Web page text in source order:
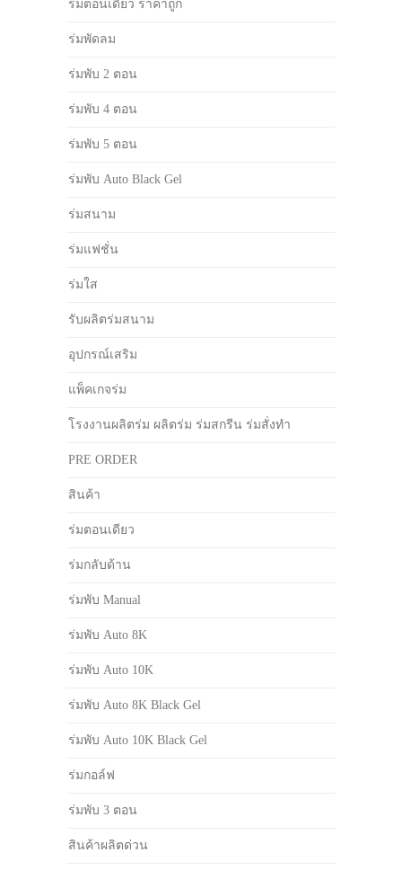
ร่มตอนเดียว ราคาถูก
ร่มพัดลม
ร่มพับ 2 ตอน
ร่มพับ 4 ตอน
ร่มพับ 5 ตอน
ร่มพับ Auto Black Gel
ร่มสนาม
ร่มแฟชั่น
ร่มใส
รับผลิตร่มสนาม
อุปกรณ์เสริม
แพ็คเกจร่ม
โรงงานผลิตร่ม ผลิตร่ม ร่มสกรีน ร่มสั่งทำ
PRE ORDER
สินค้า
ร่มตอนเดียว
ร่มกลับด้าน
ร่มพับ Manual
ร่มพับ Auto 8K
ร่มพับ Auto 10K
ร่มพับ Auto 8K Black Gel
ร่มพับ Auto 10K Black Gel
ร่มกอล์ฟ
ร่มพับ 3 ตอน
สินค้าผลิตด่วน